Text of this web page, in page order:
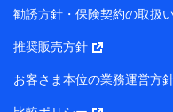
上記に係る案内・手
所・代表者名】
勧誘方針・保険契約の取扱
推奨販売方針
お客さま本位の業務運営方